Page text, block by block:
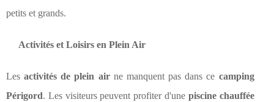
petits et grands.
Activités et Loisirs en Plein Air
Lesactivités de plein airne manquent pas dans ce camping
Périgord. Les visiteurs peuvent profiter d'une piscine chauffée